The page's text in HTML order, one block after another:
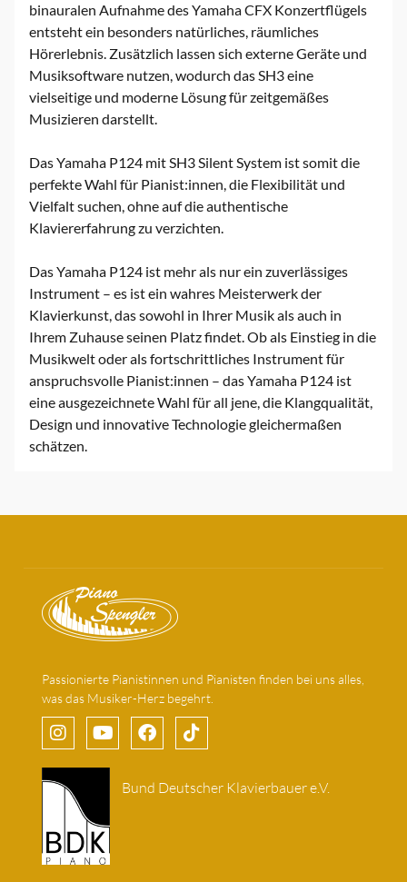
binauralen Aufnahme des Yamaha CFX Konzertflügels
entsteht ein besonders natürliches, räumliches
Hörerlebnis. Zusätzlich lassen sich externe Geräte und
Musiksoftware nutzen, wodurch das SH3 eine
vielseitige und moderne Lösung für zeitgemäßes
Musizieren darstellt.
Das Yamaha P124 mit SH3 Silent System ist somit die
perfekte Wahl für Pianist:innen, die Flexibilität und
Vielfalt suchen, ohne auf die authentische
Klaviererfahrung zu verzichten.
Das Yamaha P124 ist mehr als nur ein zuverlässiges
Instrument – es ist ein wahres Meisterwerk der
Klavierkunst, das sowohl in Ihrer Musik als auch in
Ihrem Zuhause seinen Platz findet. Ob als Einstieg in die
Musikwelt oder als fortschrittliches Instrument für
anspruchsvolle Pianist:innen – das Yamaha P124 ist
eine ausgezeichnete Wahl für all jene, die Klangqualität,
Design und innovative Technologie gleichermaßen
schätzen.
Passionierte Pianistinnen und Pianisten finden bei uns alles,
was das Musiker-Herz begehrt.
Bund Deutscher Klavierbauer e.V.